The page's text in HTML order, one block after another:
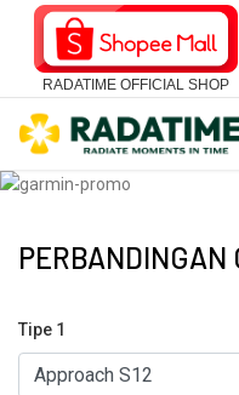
RADATIME OFFICIAL SHOP
PERBANDINGAN
Tipe 1